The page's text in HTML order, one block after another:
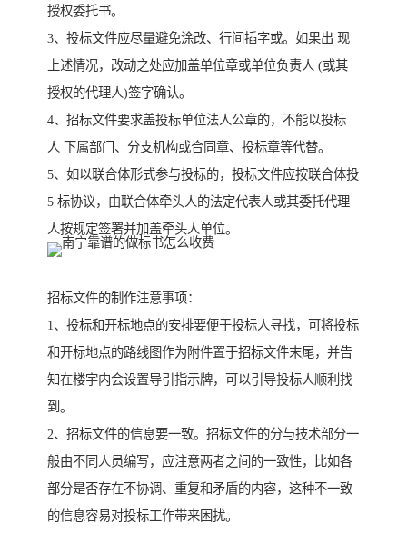
授权委托书。
3、投标文件应尽量避免涂改、行间插字或。如果出 现
上述情况，改动之处应加盖单位章或单位负责人 (或其
授权的代理人)签字确认。
4、招标文件要求盖投标单位法人公章的，不能以投标
人 下属部门、分支机构或合同章、投标章等代替。
5、如以联合体形式参与投标的，投标文件应按联合体投
5 标协议，由联合体牵头人的法定代表人或其委托代理
人按规定签署并加盖牵头人单位。
招标文件的制作注意事项：
1、投标和开标地点的安排要便于投标人寻找，可将投标
和开标地点的路线图作为附件置于招标文件末尾，并告
知在楼宇内会设置导引指示牌，可以引导投标人顺利找
到。
2、招标文件的信息要一致。招标文件的分与技术部分一
般由不同人员编写，应注意两者之间的一致性，比如各
部分是否存在不协调、重复和矛盾的内容，这种不一致
的信息容易对投标工作带来困扰。